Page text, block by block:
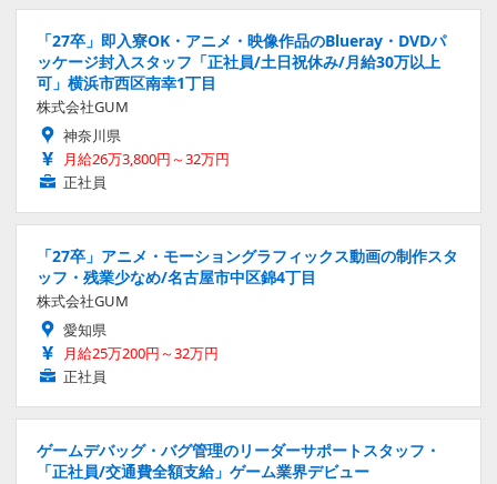
「27卒」即入寮OK・アニメ・映像作品のBlueray・DVDパ
ッケージ封入スタッフ「正社員/土日祝休み/月給30万以上
可」横浜市西区南幸1丁目
株式会社GUM
神奈川県
月給26万3,800円～32万円
正社員
「27卒」アニメ・モーショングラフィックス動画の制作スタ
ッフ・残業少なめ/名古屋市中区錦4丁目
株式会社GUM
愛知県
月給25万200円～32万円
正社員
ゲームデバッグ・バグ管理のリーダーサポートスタッフ・
「正社員/交通費全額支給」ゲーム業界デビュー